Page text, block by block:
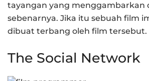
tayangan yang menggambarkan
sebenarnya. Jika itu sebuah film
dibuat terbang oleh film tersebut.
The Social Network